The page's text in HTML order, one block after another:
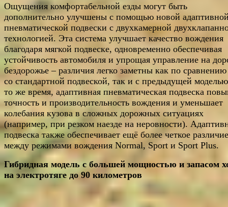
Ощущения комфортабельной езды могут быть
дополнительно улучшены с помощью новой
пневматической подвески с двухкамерной
технологией. Эта система улучшает качество вождения
благодаря мягкой подвеске, одновременно обеспечивая
устойчивость автомобиля и упрощая управление на
бездорожье – различия легко заметны как по
со стандартной подвеской, так и с предыдущей
то же время, адаптивная пневматическая подвеска
точность и производительность вождения и уменьшает
колебания кузова в сложных дорожных ситуациях
(например, при резком наезде на неровности).
подвеска также обеспечивает ещё более четкое различие
между режимами вождения Normal, Sport и Sport Plus.
Гибридная модель с большей мощностью и запасом
на электротяге до 90 километров